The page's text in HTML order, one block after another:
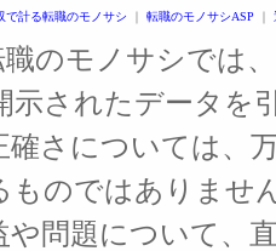
で計る転職のモノサシ ｜ 転職のモノサシASP ｜
のモノサシでは
示されたデータを
確さについては、
ものではありませ
や問題について、